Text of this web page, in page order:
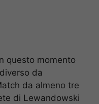
questo momento
da
da almeno tre
di Lewandowski